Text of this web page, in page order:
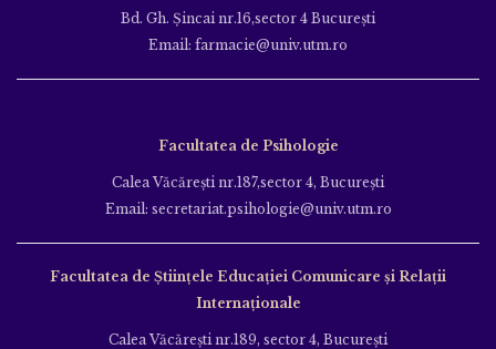
Bd. Gh. Şincai nr.16,sector 4 Bucureşti
Email: farmacie@univ.utm.ro
Facultatea de Psihologie
Calea Văcăreşti nr.187,sector 4, Bucureşti
Email: secretariat.psihologie@univ.utm.ro
Facultatea de Ştiinţele Educației Comunicare și Relații
Internaționale
Calea Văcăreşti nr.189, sector 4, Bucureşti